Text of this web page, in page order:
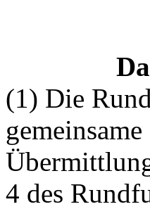
(1) Die
4 des